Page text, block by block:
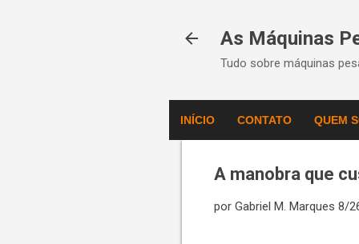
As Máquinas
Tudo sobre máquinas
INÍCIO CONTATO QUEM
A manobra que
por Gabriel M. Marques 8/